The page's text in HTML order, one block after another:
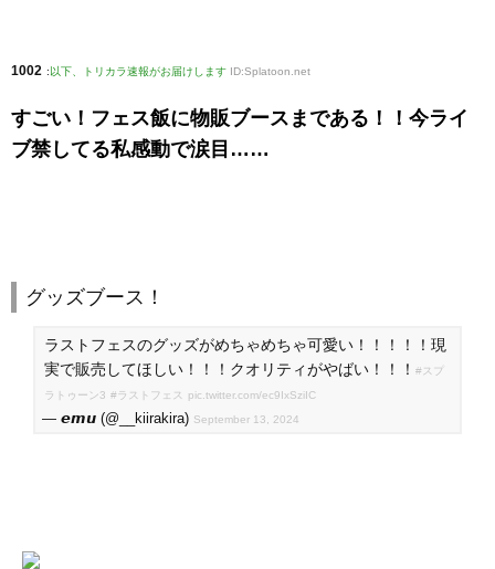
1002 : 以下、トリカラ速報がお届けします ID:Splatoon.net
すごい！フェス飯に物販ブースまである！！今ライ
ブ禁してる私感動で涙目……
グッズブース！
ラストフェスのグッズがめちゃめちゃ可愛い！！！！！現
実で販売してほしい！！！クオリティがやばい！！！ #スプ
ラトゥーン3 #ラストフェス pic.twitter.com/ec9IxSziIC
— 𝙚𝙢𝙪 (@__kiirakira) September 13, 2024